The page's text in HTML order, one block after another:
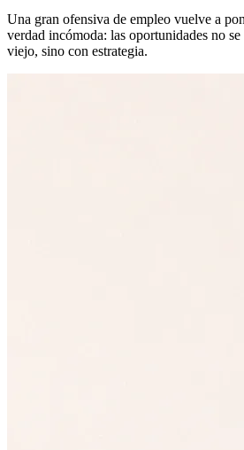
Una gran ofensiva de empleo vuelve a
verdad incómoda: las oportunidades no
viejo, sino con estrategia.